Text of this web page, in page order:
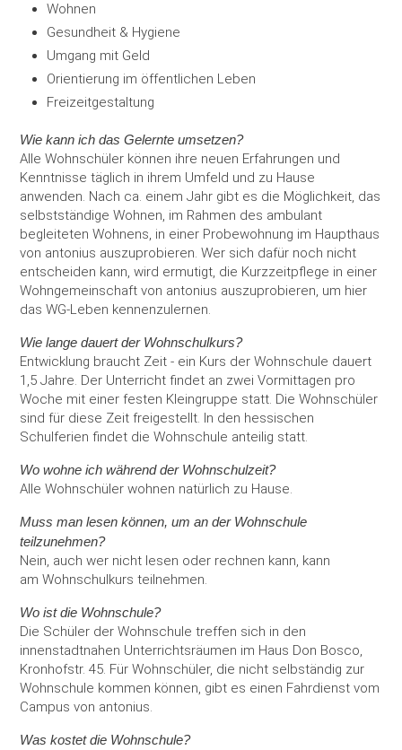
Wohnen
Gesundheit & Hygiene
Umgang mit Geld
Orientierung im öffentlichen Leben
Freizeitgestaltung
Wie kann ich das Gelernte umsetzen?
Alle Wohnschüler können ihre neuen Erfahrungen und
Kenntnisse täglich in ihrem Umfeld und zu Hause
anwenden. Nach ca. einem Jahr gibt es die Möglichkeit, das
selbstständige Wohnen, im Rahmen des ambulant
begleiteten Wohnens, in einer Probewohnung im Haupthaus
von antonius auszuprobieren. Wer sich dafür noch nicht
entscheiden kann, wird ermutigt, die Kurzzeitpflege in einer
Wohngemeinschaft von antonius auszuprobieren, um hier
das WG-Leben kennenzulernen.
Wie lange dauert der Wohnschulkurs?
Entwicklung braucht Zeit - ein Kurs der Wohnschule dauert
1,5 Jahre. Der Unterricht findet an zwei Vormittagen pro
Woche mit einer festen Kleingruppe statt. Die Wohnschüler
sind für diese Zeit freigestellt. In den hessischen
Schulferien findet die Wohnschule anteilig statt.
Wo wohne ich während der Wohnschulzeit?
Alle Wohnschüler wohnen natürlich zu Hause.
Muss man lesen können, um an der Wohnschule
teilzunehmen?
Nein, auch wer nicht lesen oder rechnen kann, kann
am Wohnschulkurs teilnehmen.
Wo ist die Wohnschule?
Die Schüler der Wohnschule treffen sich in den
innenstadtnahen Unterrichtsräumen im Haus Don Bosco,
Kronhofstr. 45. Für Wohnschüler, die nicht selbständig zur
Wohnschule kommen können, gibt es einen Fahrdienst vom
Campus von antonius.
Was kostet die Wohnschule?